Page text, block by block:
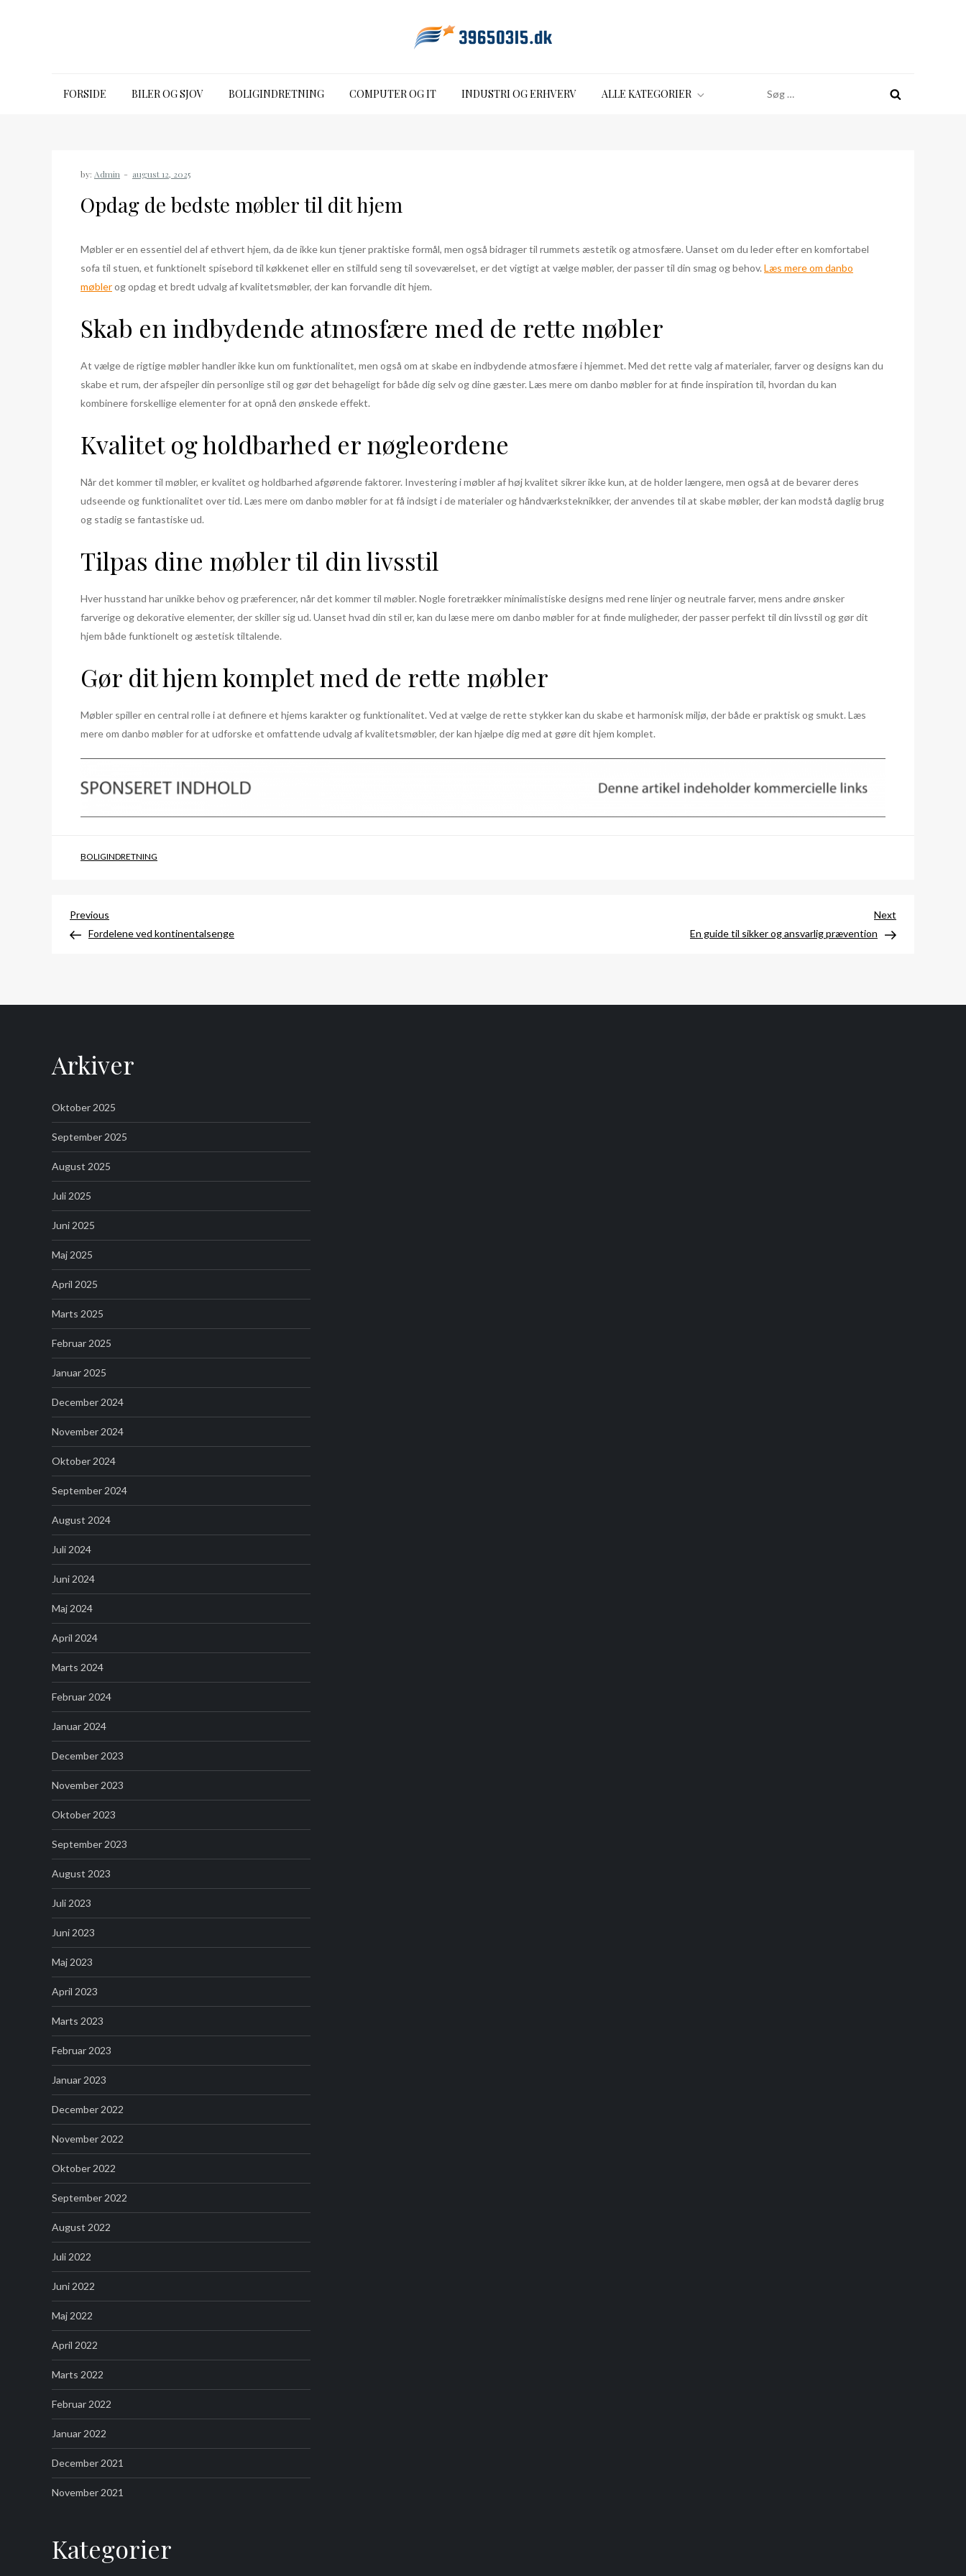
FORSIDE BILER OG SJOV BOLIGINDRETNING COMPUTER OG IT INDUSTRI OG ERHVERV ALLE KATEGORIER
efter:
by: Admin
Opdag de bedste møbler til dit hjem
Møbler er en essentiel del af ethvert hjem, da de ikke kun tjener praktiske formål, men også bidrager til rummets æstetik og atmosfære. Uanset om du leder efter en komfortabel
sofa til stuen, et funktionelt spisebord til køkkenet eller en stilfuld seng til soveværelset, er det vigtigt at vælge møbler, der passer til din smag og behov. Læs mere om danbo
møblerog opdag et bredt udvalg af kvalitetsmøbler, der kan forvandle dit hjem.
Skab en indbydende atmosfære med de rette møbler
At vælge de rigtige møbler handler ikke kun om funktionalitet, men også om at skabe en indbydende atmosfære i hjemmet. Med det rette valg af materialer, farver og designs kan du
skabe et rum, der afspejler din personlige stil og gør det behageligt for både dig selv og dine gæster. Læs mere om danbo møbler for at finde inspiration til, hvordan du kan
kombinere forskellige elementer for at opnå den ønskede effekt.
Kvalitet og holdbarhed er nøgleordene
Når det kommer til møbler, er kvalitet og holdbarhed afgørende faktorer. Investering i møbler af høj kvalitet sikrer ikke kun, at de holder længere, men også at de bevarer deres
udseende og funktionalitet over tid. Læs mere om danbo møbler for at få indsigt i de materialer og håndværksteknikker, der anvendes til at skabe møbler, der kan modstå daglig brug
og stadig se fantastiske ud.
Tilpas dine møbler til din livsstil
Hver husstand har unikke behov og præferencer, når det kommer til møbler. Nogle foretrækker minimalistiske designs med rene linjer og neutrale farver, mens andre ønsker
farverige og dekorative elementer, der skiller sig ud. Uanset hvad din stil er, kan du læse mere om danbo møbler for at finde muligheder, der passer perfekt til din livsstil og gør dit
hjem både funktionelt og æstetisk tiltalende.
Gør dit hjem komplet med de rette møbler
Møbler spiller en central rolle i at definere et hjems karakter og funktionalitet. Ved at vælge de rette stykker kan du skabe et harmonisk miljø, der både er praktisk og smukt. Læs
mere om danbo møbler for at udforske et omfattende udvalg af kvalitetsmøbler, der kan hjælpe dig med at gøre dit hjem komplet.
BOLIGINDRETNING
Indlægsnavigation
Previous
Post
Previous
Fordelene ved kontinentalsenge
Post
Next
En guide til sikker og ansvarlig prævention
Arkiver
Oktober 2025
September 2025
August 2025
Juli 2025
Juni 2025
Maj 2025
April 2025
Marts 2025
Februar 2025
Januar 2025
December 2024
November 2024
Oktober 2024
September 2024
August 2024
Juli 2024
Juni 2024
Maj 2024
April 2024
Marts 2024
Februar 2024
Januar 2024
December 2023
November 2023
Oktober 2023
September 2023
August 2023
Juli 2023
Juni 2023
Maj 2023
April 2023
Marts 2023
Februar 2023
Januar 2023
December 2022
November 2022
Oktober 2022
September 2022
August 2022
Juli 2022
Juni 2022
Maj 2022
April 2022
Marts 2022
Februar 2022
Januar 2022
December 2021
November 2021
Kategorier